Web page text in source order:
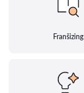
Franšizing